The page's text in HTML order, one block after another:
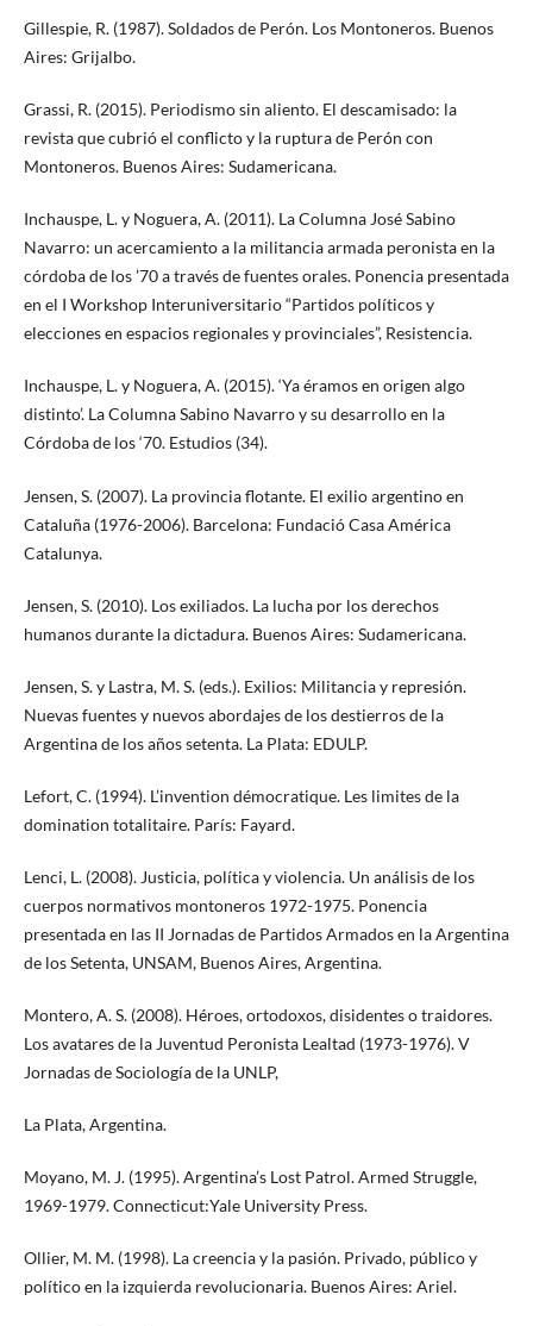
Gillespie, R. (1987). Soldados de Perón. Los Montoneros. Buenos
Aires: Grijalbo.
Grassi, R. (2015). Periodismo sin aliento. El descamisado: la
revista que cubrió el conflicto y la ruptura de Perón con
Montoneros. Buenos Aires: Sudamericana.
Inchauspe, L. y Noguera, A. (2011). La Columna José Sabino
Navarro: un acercamiento a la militancia armada peronista en la
córdoba de los ’70 a través de fuentes orales. Ponencia presentada
en el I Workshop Interuniversitario “Partidos políticos y
elecciones en espacios regionales y provinciales”, Resistencia.
Inchauspe, L. y Noguera, A. (2015). ‘Ya éramos en origen algo
distinto’. La Columna Sabino Navarro y su desarrollo en la
Córdoba de los ‘70. Estudios (34).
Jensen, S. (2007). La provincia flotante. El exilio argentino en
Cataluña (1976-2006). Barcelona: Fundació Casa América
Catalunya.
Jensen, S. (2010). Los exiliados. La lucha por los derechos
humanos durante la dictadura. Buenos Aires: Sudamericana.
Jensen, S. y Lastra, M. S. (eds.). Exilios: Militancia y represión.
Nuevas fuentes y nuevos abordajes de los destierros de la
Argentina de los años setenta. La Plata: EDULP.
Lefort, C. (1994). L’invention démocratique. Les limites de la
domination totalitaire. París: Fayard.
Lenci, L. (2008). Justicia, política y violencia. Un análisis de los
cuerpos normativos montoneros 1972-1975. Ponencia
presentada en las II Jornadas de Partidos Armados en la Argentina
de los Setenta, UNSAM, Buenos Aires, Argentina.
Montero, A. S. (2008). Héroes, ortodoxos, disidentes o traidores.
Los avatares de la Juventud Peronista Lealtad (1973-1976). V
Jornadas de Sociología de la UNLP,
La Plata, Argentina.
Moyano, M. J. (1995). Argentina’s Lost Patrol. Armed Struggle,
1969-1979. Connecticut:Yale University Press.
Ollier, M. M. (1998). La creencia y la pasión. Privado, público y
político en la izquierda revolucionaria. Buenos Aires: Ariel.